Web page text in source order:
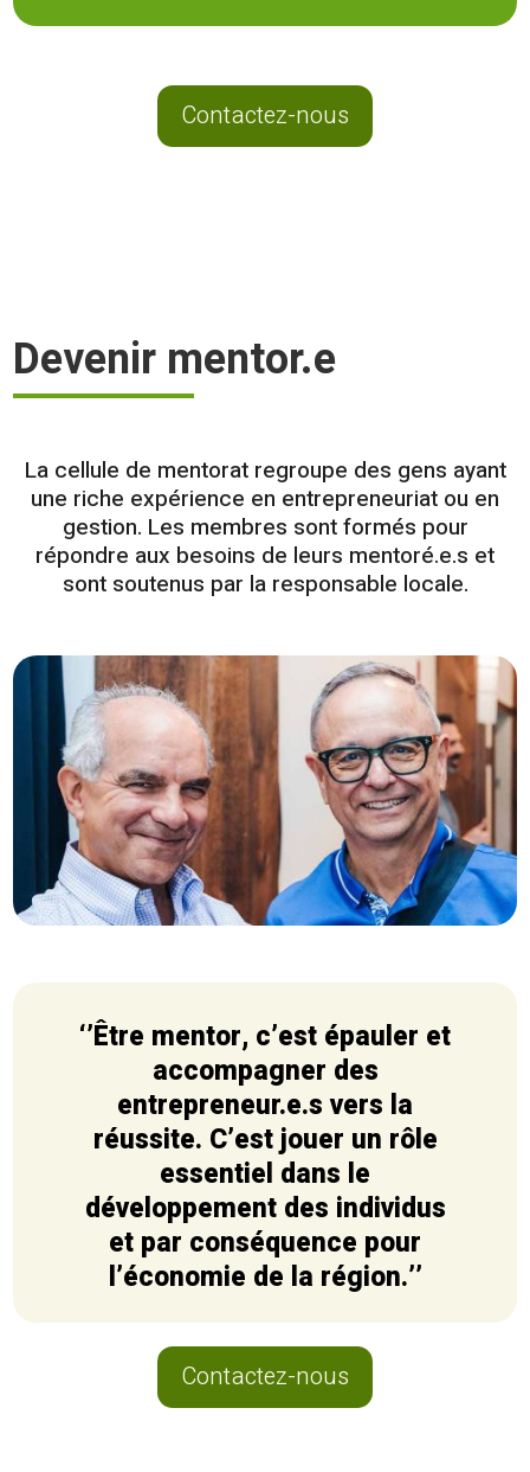
Contactez-nous
Devenir mentor.e
La cellule de mentorat regroupe des gens ayant
une riche expérience en entrepreneuriat ou en
gestion. Les membres sont formés pour
répondre aux besoins de leurs mentoré.e.s et
sont soutenus par la responsable locale.
‘’Être mentor, c’est épauler et
accompagner des
entrepreneur.e.s vers la
réussite. C’est jouer un rôle
essentiel dans le
développement des individus
et par conséquence pour
l’économie de la région.’’
Contactez-nous